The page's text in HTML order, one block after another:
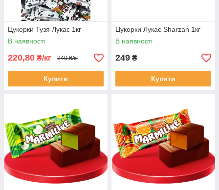
Цукерки Тузя Лукас 1кг
В наявності
220,80 ₴/кг 240 ₴/кг
Купити
Цукерки Лукас Sharzan 1кг
В наявності
249 ₴
Купити